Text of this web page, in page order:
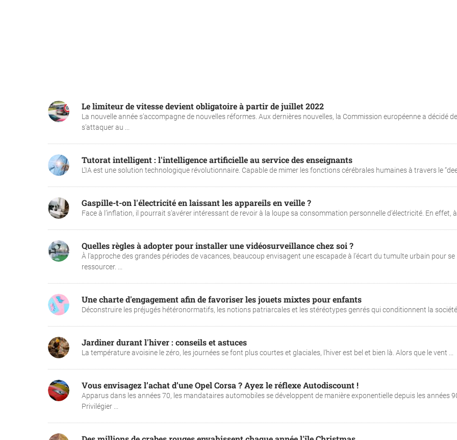
Le limiteur de vitesse devient obligatoire à partir de juillet 2022
La nouvelle année s’accompagne de nouvelles réformes. Aux dernières nouvelles, la Commission européenne a décidé de
s’attaquer au ...
Tutorat intelligent : l'intelligence artificielle au service des enseignants
L’IA est une solution technologique révolutionnaire. Capable de mimer les fonctions cérébrales humaines à travers le
Gaspille-t-on l'électricité en laissant les appareils en veille ?
Face à l’inflation, il pourrait s’avérer intéressant de revoir à la loupe sa consommation personnelle d’électricité. En effet, à
Quelles règles à adopter pour installer une vidéosurveillance chez soi ?
À l’approche des grandes périodes de vacances, beaucoup envisagent une escapade à l’écart du tumulte urbain pour se
ressourcer. ...
Une charte d'engagement afin de favoriser les jouets mixtes pour enfants
Déconstruire les préjugés hétéronormatifs, les notions patriarcales et les stéréotypes genrés qui conditionnent la société
Jardiner durant l'hiver : conseils et astuces
La température avoisine le zéro, les journées se font plus courtes et glaciales, l’hiver est bel et bien là. Alors que le vent ...
Vous envisagez l’achat d’une Opel Corsa ? Ayez le réflexe Autodiscount !
Apparus dans les années 70, les mandataires automobiles se développent de manière exponentielle depuis les années
Privilégier ...